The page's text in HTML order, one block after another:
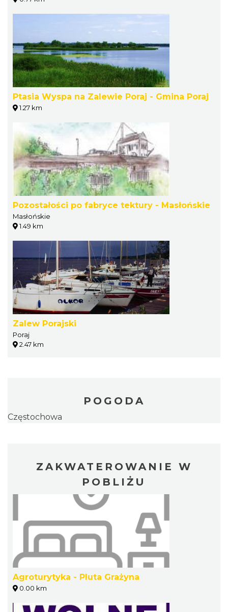
Ptasia Wyspa na Zalewie Poraj - Gmina Poraj
1.27 km
Pozostałości po fabryce tektury - Masłońskie
Masłońskie
1.49 km
Zalew Porajski
Poraj
2.47 km
POGODA
Częstochowa
ZAKWATEROWANIE W
POBLIŻU
Agroturytyka - Pluta Grażyna
0.00 km